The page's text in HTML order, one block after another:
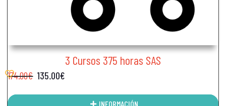
3 Cursos 375 horas SAS
174.00€ 135.00€
INFORMACIÓN